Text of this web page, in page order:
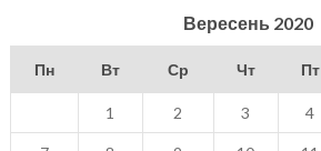
Вересень 2020
Пн Вт Ср Чт Пт
1 2 3 4